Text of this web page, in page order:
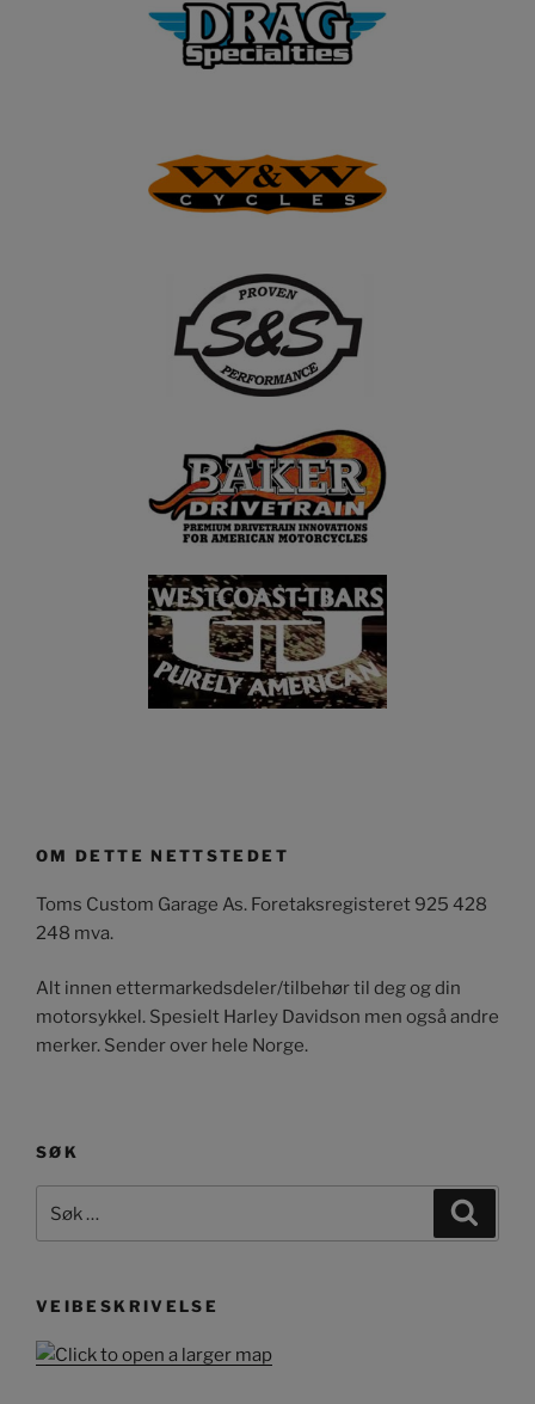
OM DETTE NETTSTEDET
Toms Custom Garage As. Foretaksregisteret 925 428
248 mva.
Alt innen ettermarkedsdeler/tilbehør til deg og din
motorsykkel. Spesielt Harley Davidson men også andre
merker. Sender over hele Norge.
SØK
VEIBESKRIVELSE